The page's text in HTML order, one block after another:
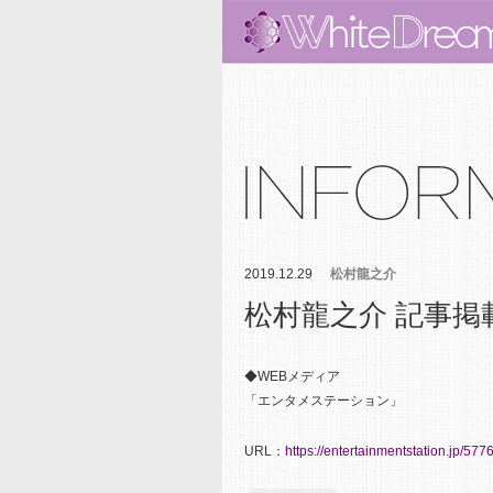
2019.12.29 松村龍之介
松村龍之介 記事掲
◆WEBメディア
「エンタメステーション」
URL： https://entertainmentstation.jp/